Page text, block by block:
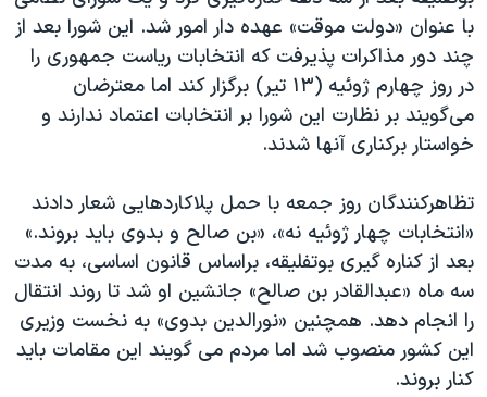
نرگس محمدی برنده جایزه نوبل صلح
همایش محافظه‌کاران آمریکا «سی‌پک»
صفحه‌های ویژه
سفر پرزیدنت ترامپ به چین
با عنوان «دولت موقت» عهده دار امور شد. این شورا بعد از
چند دور مذاکرات پذیرفت که انتخابات ریاست جمهوری را
در روز چهارم ژوئیه (۱۳ تیر) برگزار کند اما معترضان
می‌گویند بر نظارت این شورا بر انتخابات اعتماد ندارند و
خواستار برکناری آنها شدند.
تظاهرکنندگان روز جمعه با حمل پلاکاردهایی شعار دادند
«انتخابات چهار ژوئیه نه»، «بن صالح و بدوی باید بروند.»
بعد از کناره گیری بوتفلیقه، براساس قانون اساسی، به مدت
سه ماه «عبدالقادر بن صالح» جانشین او شد تا روند انتقال
را انجام دهد. همچنین «نورالدین بدوی» به نخست وزیری
این کشور منصوب شد اما مردم می گویند این مقامات باید
کنار بروند.